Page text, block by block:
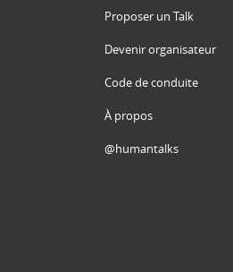
Proposer un Talk
Devenir organisateur
Code de conduite
À propos
@humantalks